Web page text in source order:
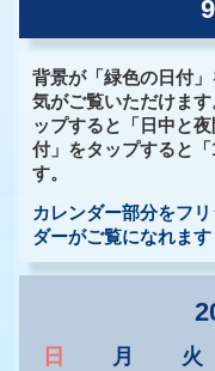
背景が「緑色の日付
気がご覧いただけま
ップすると「日中と
付」をタップすると
す。
カレンダー部分をフ
ダーがご覧になれます
日 月 火